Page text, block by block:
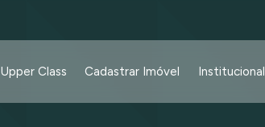
Upper Class Cadastrar Imóvel Institucional